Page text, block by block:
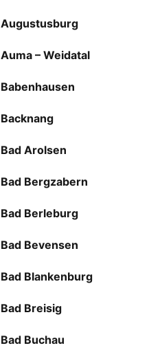
Augustusburg
Auma – Weidatal
Babenhausen
Backnang
Bad Arolsen
Bad Bergzabern
Bad Berleburg
Bad Bevensen
Bad Blankenburg
Bad Breisig
Bad Buchau